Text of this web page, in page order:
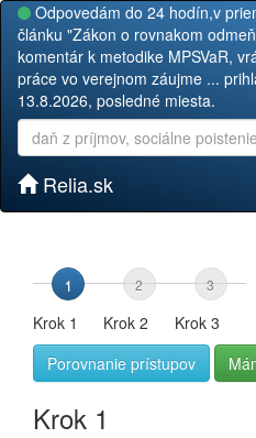
Odpovedám do 24 hodín,v
článku "Zákon o rovnakom
komentár k metodike MPSVaR,
práce vo verejnom záujme ...
13.8.2026, posledné miesta.
Relia.sk
1
Krok 1
2
Krok 2
3
Krok 3
Porovnanie prístupov
Krok 1